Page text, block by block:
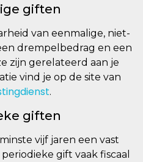
giften
van eenmalige, niet-
drempelbedrag en een
zijn gerelateerd aan je
vind je op de site van
.
giften
vijf jaren een vast
gift vaak fiscaal